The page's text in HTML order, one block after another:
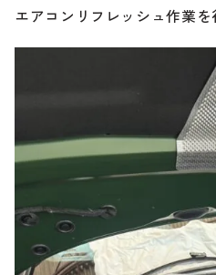
エアコンリフレッシュ作業を